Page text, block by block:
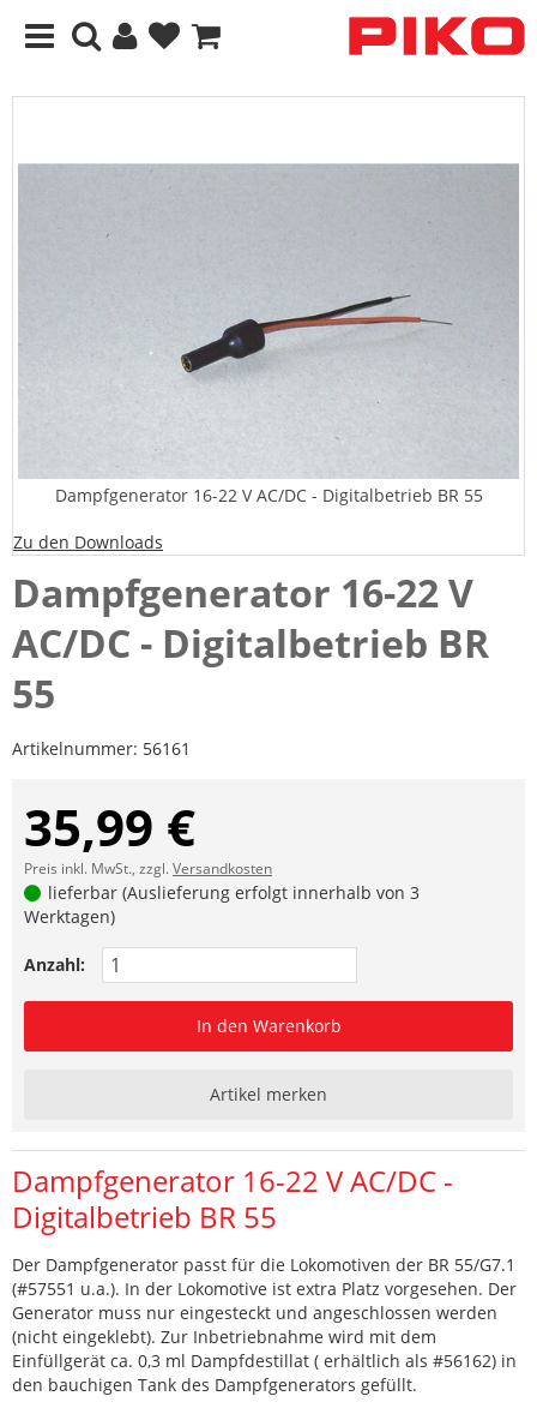
Dampfgenerator 16-22 V AC/DC - Digitalbetrieb BR 55
Zu den Downloads
Dampfgenerator 16-22 V
AC/DC - Digitalbetrieb BR
55
Artikelnummer: 56161
35,99 €
Preis inkl. MwSt., zzgl.Versandkosten
lieferbar (Auslieferung erfolgt innerhalb von 3
Werktagen)
Anzahl:
In den Warenkorb
Artikel merken
Dampfgenerator 16-22 V AC/DC -
Digitalbetrieb BR 55
Der Dampfgenerator passt für die Lokomotiven der BR 55/G7.1
(#57551 u.a.). In der Lokomotive ist extra Platz vorgesehen. Der
Generator muss nur eingesteckt und angeschlossen werden
(nicht eingeklebt). Zur Inbetriebnahme wird mit dem
Einfüllgerät ca. 0,3 ml Dampfdestillat ( erhältlich als #56162) in
den bauchigen Tank des Dampfgenerators gefüllt.